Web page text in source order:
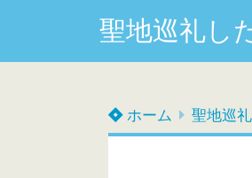
聖地巡礼し
ホーム 聖地巡